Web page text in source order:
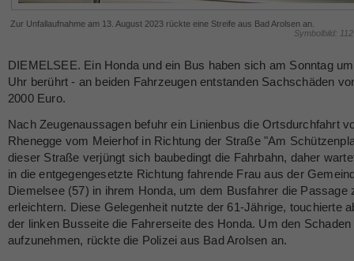
Zur Unfallaufnahme am 13. August 2023 rückte eine Streife aus Bad Arolsen an.
Symbolbild:
DIEMELSEE. Ein Honda und ein Bus haben sich am Sonntag
Uhr berührt - an beiden Fahrzeugen entstanden Sachschäden
2000 Euro.
Nach Zeugenaussagen befuhr ein Linienbus die Ortsdurchfahrt
Rhenegge vom Meierhof in Richtung der Straße "Am
dieser Straße verjüngt sich baubedingt die Fahrbahn, daher
in die entgegengesetzte Richtung fahrende Frau aus der
Diemelsee (57) in ihrem Honda, um dem Busfahrer die Passage
erleichtern. Diese Gelegenheit nutzte der 61-Jährige, touchierte
der linken Busseite die Fahrerseite des Honda. Um den Schaden
aufzunehmen, rückte die Polizei aus Bad Arolsen an.